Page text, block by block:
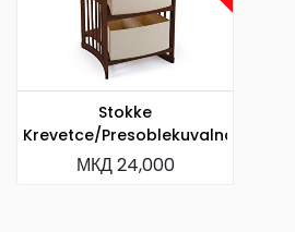
Stokke
Krevetce/presoblekuvalna
МКД 24,000